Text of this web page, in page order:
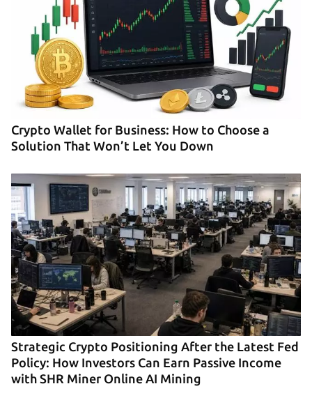
Crypto Wallet for Business: How to Choose a
Solution That Won’t Let You Down
Strategic Crypto Positioning After the Latest Fed
Policy: How Investors Can Earn Passive Income
with SHR Miner Online AI Mining